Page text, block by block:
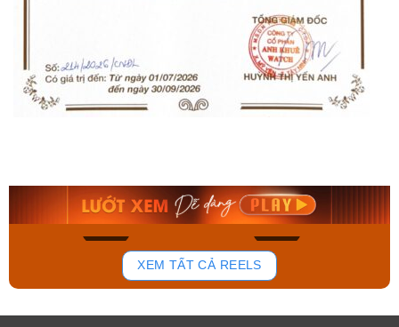
168
Mua ngay Mua ngay
XEM TẤT CẢ REELS